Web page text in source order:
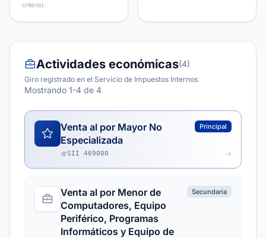
criterio).
Actividades económicas(4)
Giro registrado en el Servicio de Impuestos Internos
Mostrando 1-4 de 4
Venta al por Mayor No
Especializada
Principal
SII 469000
Venta al por Menor de
Computadores, Equipo
Periférico, Programas
Informáticos y Equipo de
Secundaria